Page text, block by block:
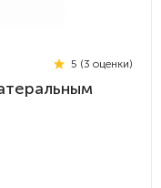
5 (3 оценки)